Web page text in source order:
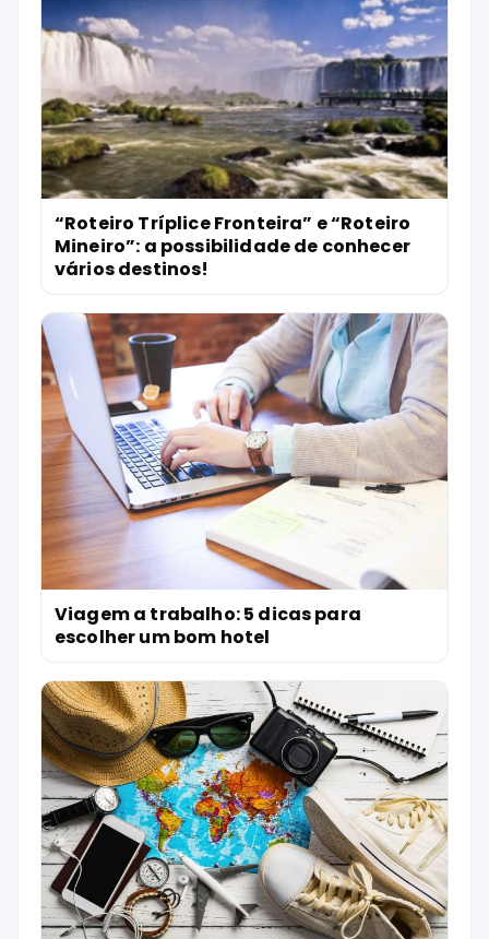
“Roteiro Tríplice Fronteira” e “Roteiro
Mineiro”: a possibilidade de conhecer
vários destinos!
Viagem a trabalho: 5 dicas para
escolher um bom hotel